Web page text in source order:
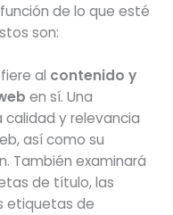
de lo que esté
son:
al contenido y
en sí. Una
calidad y relevancia
así como su
También examinará
de título, las
etiquetas de